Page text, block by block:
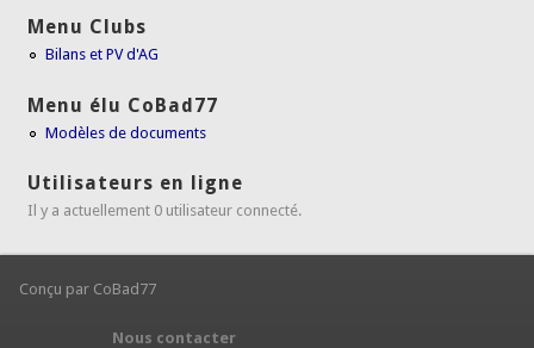
Menu Clubs
Bilans et PV d'AG
Menu élu CoBad77
Modèles de documents
Utilisateurs en ligne
Il y a actuellement 0 utilisateur connecté.
Conçu par CoBad77
Nous contacter